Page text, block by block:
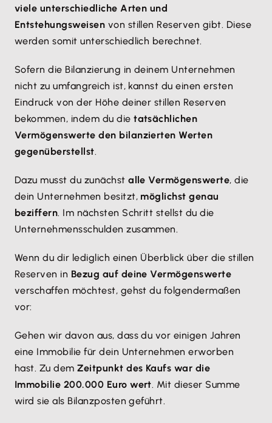
Rückstellung zu hoch angegeben, führt das dazu,
dass sich eine stille Reserve bildet. Denn das
Unternehmen bildet mehr Rücklagen, als es für den
viele unterschiedliche Arten und
Entstehungsweisen von stillen Reserven gibt. Diese
werden somit unterschiedlich berechnet.
Sofern die Bilanzierung in deinem Unternehmen
nicht zu umfangreich ist, kannst du einen ersten
Eindruck von der Höhe deiner stillen Reserven
bekommen, indem du dietatsächlichen
Vermögenswerte den bilanzierten Werten
gegenüberstellst.
Dazu musst du zunächstalle Vermögenswerte, die
dein Unternehmen besitzt, möglichst genau
beziffern. Im nächsten Schritt stellst du die
Unternehmensschulden zusammen.
Wenn du dir lediglich einen Überblick über die stillen
Reserven in Bezug auf deine Vermögenswerte
verschaffen möchtest, gehst du folgendermaßen
vor:
Gehen wir davon aus, dass du vor einigen Jahren
eine Immobilie für dein Unternehmen erworben
hast. Zu demZeitpunkt des Kaufs war die
Immobilie 200.000 Euro wert. Mit dieser Summe
wird sie als Bilanzposten geführt.